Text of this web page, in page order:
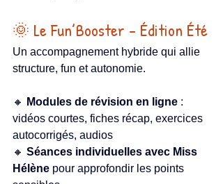
🌞 Le Fun’Booster – Édition Été
Un accompagnement hybride qui allie
structure, fun et autonomie.
🔸 Modules de révision en ligne :
vidéos courtes, fiches récap, exercices
autocorrigés, audios
🔸 Séances individuelles avec Miss
Hélène pour approfondir les points